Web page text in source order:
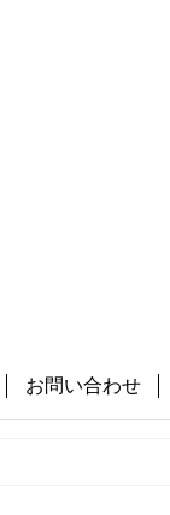
お問い合わせ